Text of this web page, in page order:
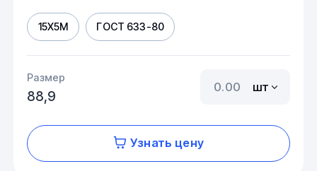
15Х5М ГОСТ 633-80
Размер
88,9
шт
Узнать цену